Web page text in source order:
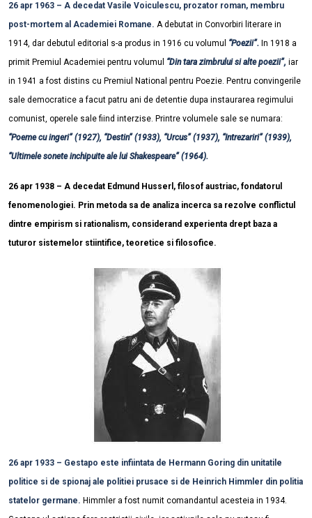
26 apr 1963 – A decedat Vasile Voiculescu, prozator roman, membru
post-mortem al Academiei Romane. A debutat in Convorbiri literare in
1914, dar debutul editorial s-a produs in 1916 cu volumul “Poezii”. In 1918 a
primit Premiul Academiei pentru volumul “Din tara zimbrului si alte poezii”, iar
in 1941 a fost distins cu Premiul National pentru Poezie. Pentru convingerile
sale democratice a facut patru ani de detentie dupa instaurarea regimului
comunist, operele sale fiind interzise. Printre volumele sale se numara:
“Poeme cu ingeri” (1927), “Destin” (1933), “Urcus” (1937), “Intrezariri” (1939),
“Ultimele sonete inchipuite ale lui Shakespeare” (1964).
26 apr 1938 – A decedat Edmund Husserl, filosof austriac, fondatorul
fenomenologiei. Prin metoda sa de analiza incerca sa rezolve conflictul
dintre empirism si rationalism, considerand experienta drept baza a
tuturor sistemelor stiintifice, teoretice si filosofice.
26 apr 1933 – Gestapo este infiintata de Hermann Goring din unitatile
politice si de spionaj ale politiei prusace si de Heinrich Himmler din politia
statelor germane. Himmler a fost numit comandantul acesteia in 1934.